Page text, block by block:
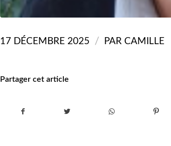
17 DÉCEMBRE 2025 / PAR CAMILLE
Partager cet article